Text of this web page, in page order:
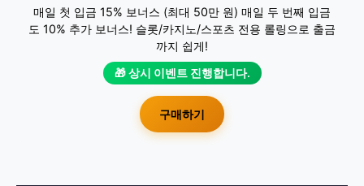
매일 첫 입금 15% 보너스 (최대 50만 원) 매일 두 번째 입금
도 10% 추가 보너스! 슬롯/카지노/스포츠 전용 롤링으로 출금
까지 쉽게!
🎁 상시 이벤트 진행합니다.
구매하기